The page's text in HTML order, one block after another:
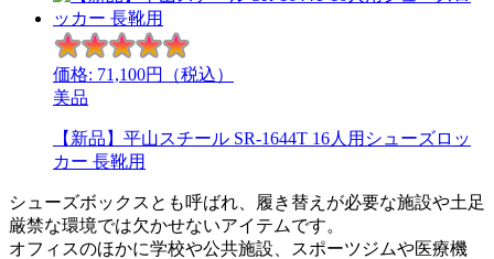
価格: 71,100円（税込）
美品
【新品】平山スチール SR-1644T 16人用シューズロッ
カー 長靴用
シューズボックスとも呼ばれ、履き替えが必要な施設や土足
厳禁な環境では欠かせないアイテムです。
オフィスのほかに学校や公共施設、スポーツジムや医療機